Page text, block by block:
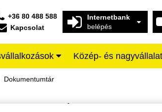
+36 80 488 588
Kapcsolat
Internetbank
belépés
Közép- és
BANK
Dokumentumtár